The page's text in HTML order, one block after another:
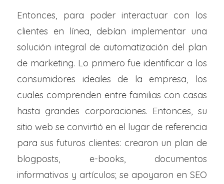
Entonces, para poder interactuar con los
clientes en línea, debían implementar una
solución integral de automatización del plan
de marketing. Lo primero fue identificar a los
consumidores ideales de la empresa, los
cuales comprenden entre familias con casas
hasta grandes corporaciones. Entonces, su
sitio web se convirtió en el lugar de referencia
para sus futuros clientes: crearon un plan de
blogposts, e-books, documentos
informativos y artículos; se apoyaron en SEO